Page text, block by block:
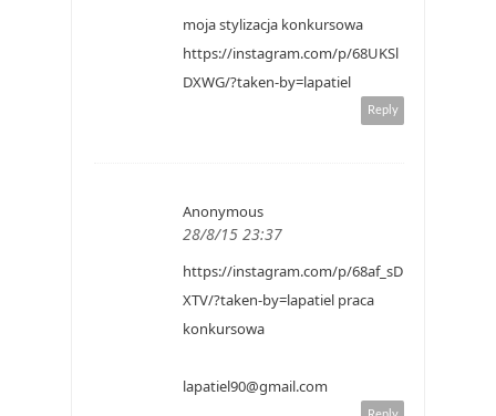
moja stylizacja konkursowa
https://instagram.com/p/68UKSl
DXWG/?taken-by=lapatiel
Reply
Anonymous
28/8/15 23:37
https://instagram.com/p/68af_sD
XTV/?taken-by=lapatiel praca
konkursowa
lapatiel90@gmail.com